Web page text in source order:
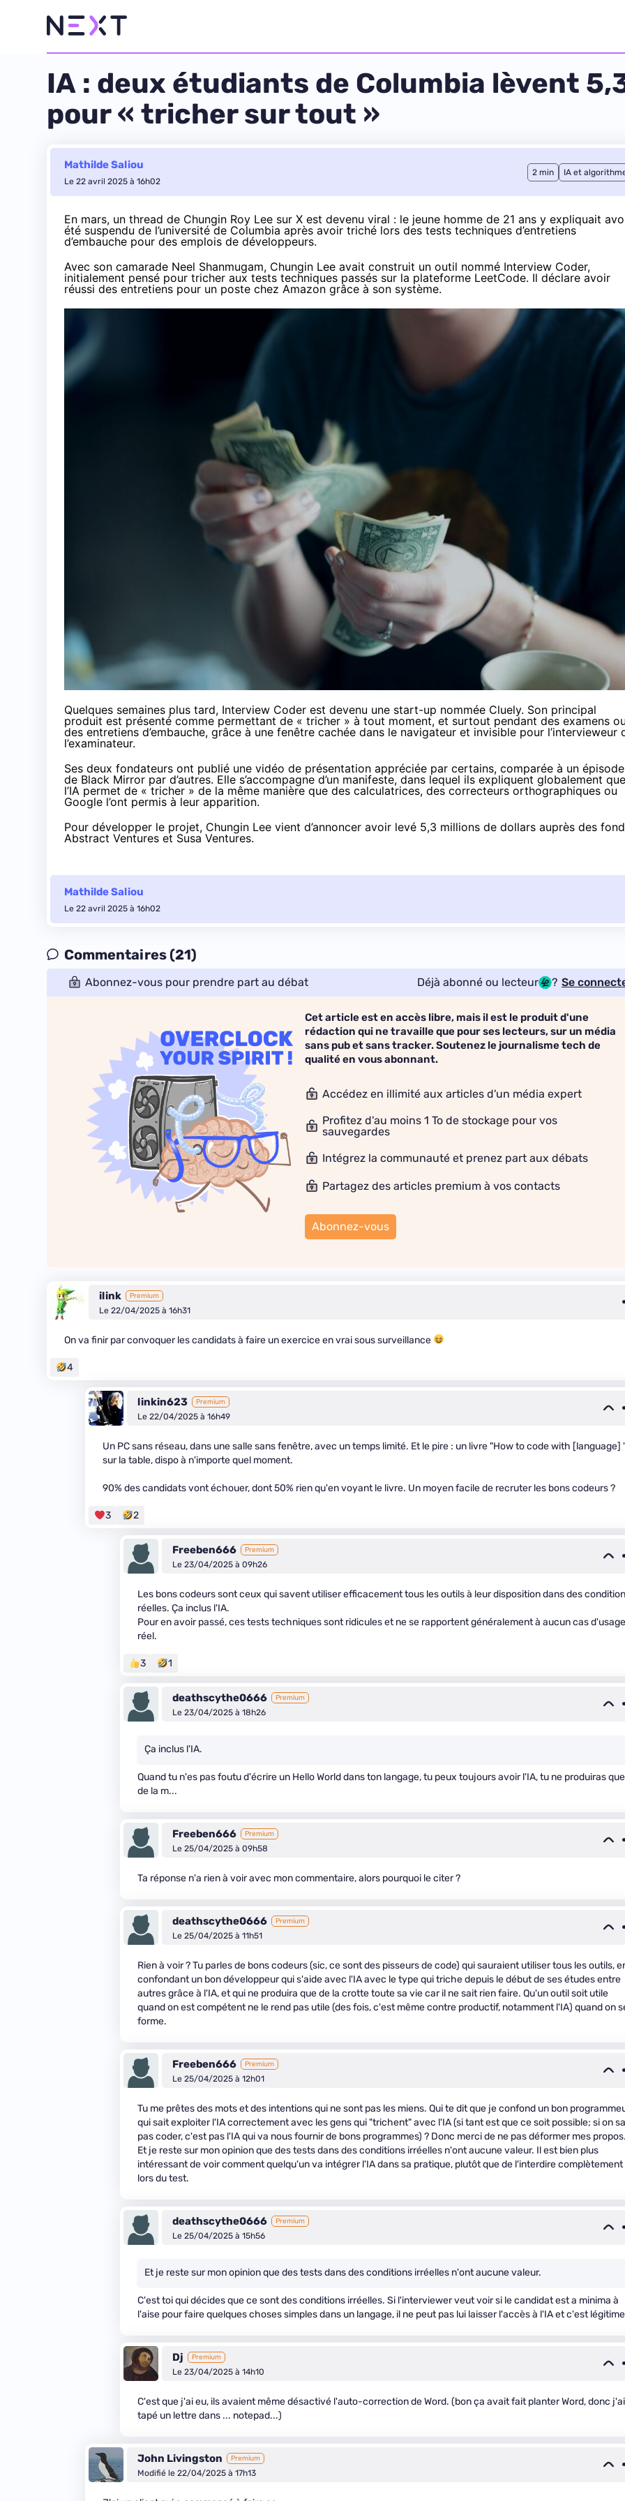
IA : deux étudiants de Columbia lèvent
pour « tricher sur tout »
Mathilde Saliou
Le 22 avril 2025 à 16h02
2 min IA et
En mars, un thread de Chungin Roy Lee sur X est devenu viral : le jeune homme de 21 ans y expliquait
été suspendu de l’université de Columbia après avoir triché lors des tests techniques d’entretiens
d’embauche pour des emplois de développeurs.
Avec son camarade Neel Shanmugam, Chungin Lee avait construit un outil nommé Interview Coder,
initialement pensé pour tricher aux tests techniques passés sur la plateforme LeetCode. Il déclare avoir
réussi des entretiens pour un poste chez Amazon grâce à son système.
Quelques semaines plus tard, Interview Coder est devenu une start-up nommée Cluely. Son principal
produit est présenté comme permettant de « tricher » à tout moment, et surtout pendant des examens
des entretiens d’embauche, grâce à une fenêtre cachée dans le navigateur et invisible pour l’intervieweur
l’examinateur.
Ses deux fondateurs ont publié une vidéo de présentation appréciée par certains, comparée à un épisode
de Black Mirror par d’autres. Elle s’accompagne d’un manifeste, dans lequel ils expliquent globalement que
l’IA permet de « tricher » de la même manière que des calculatrices, des correcteurs orthographiques ou
Google l’ont permis à leur apparition.
Pour développer le projet, Chungin Lee vient d’annoncer avoir levé 5,3 millions de dollars auprès des
Abstract Ventures et Susa Ventures.
Mathilde Saliou
Le 22 avril 2025 à 16h02
Commentaires (21)
Abonnez-vous pour prendre part au débat Déjà abonné ou lecteur ? Se
Cet article est en accès libre, mais il est le produit d'une
rédaction qui ne travaille que pour ses lecteurs, sur un média
sans pub et sans tracker. Soutenez le journalisme tech de
qualité en vous abonnant.
Accédez en illimité aux articles d'un média expert
Profitez d'au moins 1 To de stockage pour vos
sauvegardes
Intégrez la communauté et prenez part aux débats
Partagez des articles premium à vos contacts
Abonnez-vous
ilink Premium
Le 22/04/2025 à 16h31
On va finir par convoquer les candidats à faire un exercice en vrai sous surveillance
4
linkin623 Premium
Le 22/04/2025 à 16h49
Un PC sans réseau, dans une salle sans fenêtre, avec un temps limité. Et le pire : un livre "How to code with [language]
sur la table, dispo à n'importe quel moment.
90% des candidats vont échouer, dont 50% rien qu'en voyant le livre. Un moyen facile de recruter les bons codeurs ?
3 2
Freeben666 Premium
Le 23/04/2025 à 09h26
Les bons codeurs sont ceux qui savent utiliser efficacement tous les outils à leur disposition dans des
réelles. Ça inclus l'IA.
Pour en avoir passé, ces tests techniques sont ridicules et ne se rapportent généralement à aucun cas d'usage
réel.
3 1
deathscythe0666 Premium
Le 23/04/2025 à 18h26
Ça inclus l'IA.
Quand tu n'es pas foutu d'écrire un Hello World dans ton langage, tu peux toujours avoir l'IA, tu ne produiras que
de la m...
Freeben666 Premium
Le 25/04/2025 à 09h58
Ta réponse n'a rien à voir avec mon commentaire, alors pourquoi le citer ?
deathscythe0666 Premium
Le 25/04/2025 à 11h51
Rien à voir ? Tu parles de bons codeurs (sic, ce sont des pisseurs de code) qui sauraient utiliser tous les outils,
confondant un bon développeur qui s'aide avec l'IA avec le type qui triche depuis le début de ses études entre
autres grâce à l'IA, et qui ne produira que de la crotte toute sa vie car il ne sait rien faire. Qu'un outil soit utile
quand on est compétent ne le rend pas utile (des fois, c'est même contre productif, notamment l'IA) quand on
forme.
Freeben666 Premium
Le 25/04/2025 à 12h01
Tu me prêtes des mots et des intentions qui ne sont pas les miens. Qui te dit que je confond un bon
qui sait exploiter l'IA correctement avec les gens qui "trichent" avec l'IA (si tant est que ce soit possible; si on
pas coder, c'est pas l'IA qui va nous fournir de bons programmes) ? Donc merci de ne pas déformer mes
Et je reste sur mon opinion que des tests dans des conditions irréelles n'ont aucune valeur. Il est bien plus
intéressant de voir comment quelqu'un va intégrer l'IA dans sa pratique, plutôt que de l'interdire complètement
lors du test.
deathscythe0666 Premium
Le 25/04/2025 à 15h56
Et je reste sur mon opinion que des tests dans des conditions irréelles n'ont aucune valeur.
C'est toi qui décides que ce sont des conditions irréelles. Si l'interviewer veut voir si le candidat est a minima à
l'aise pour faire quelques choses simples dans un langage, il ne peut pas lui laisser l'accès à l'IA et c'est
Dj Premium
Le 23/04/2025 à 14h10
C'est que j'ai eu, ils avaient même désactivé l'auto-correction de Word. (bon ça avait fait planter Word, donc j'ai
tapé un lettre dans ... notepad...)
John Livingston Premium
Modifié le 22/04/2025 à 17h13